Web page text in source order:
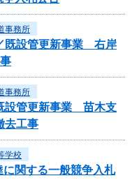
事務所
既設管更新事業 右岸
事務所
設管更新事業 苗木支
去工事
学校
に関する一般競争入札